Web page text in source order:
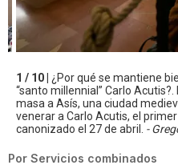
1 / 10 | ¿Por qué se mantiene
“santo millennial” Carlo
masa a Asís, una ciudad
venerar a Carlo Acutis, el
canonizado el 27 de abril.
-
Por Servicios combinados